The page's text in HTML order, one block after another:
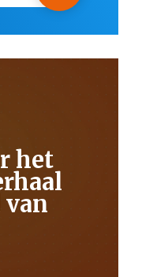
het
van